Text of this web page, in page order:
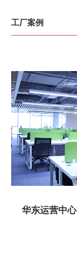
工厂案例
华东运营中心